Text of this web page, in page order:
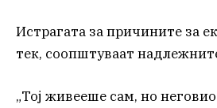
Истрагата за причините за
тек, соопштуваат
„Тој живееше сам, но